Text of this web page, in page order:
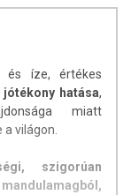
és íze, értékes
hatása,
miatt
világon.
szigorúan